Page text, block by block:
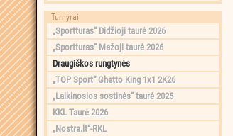
Turnyrai
„Sportturas“ Didžioji taurė 2026
„Sportturas“ Mažoji taurė 2026
Draugiškos rungtynės
„TOP Sport“ Ghetto King 1x1 2K26
„Laikinosios sostinės“ taurė 2025
KKL Taurė 2026
„Nostra.lt“-RKL